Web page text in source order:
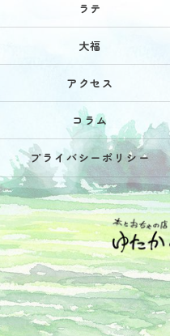
ラテ
大福
アクセス
コラム
プライバシーポリシー